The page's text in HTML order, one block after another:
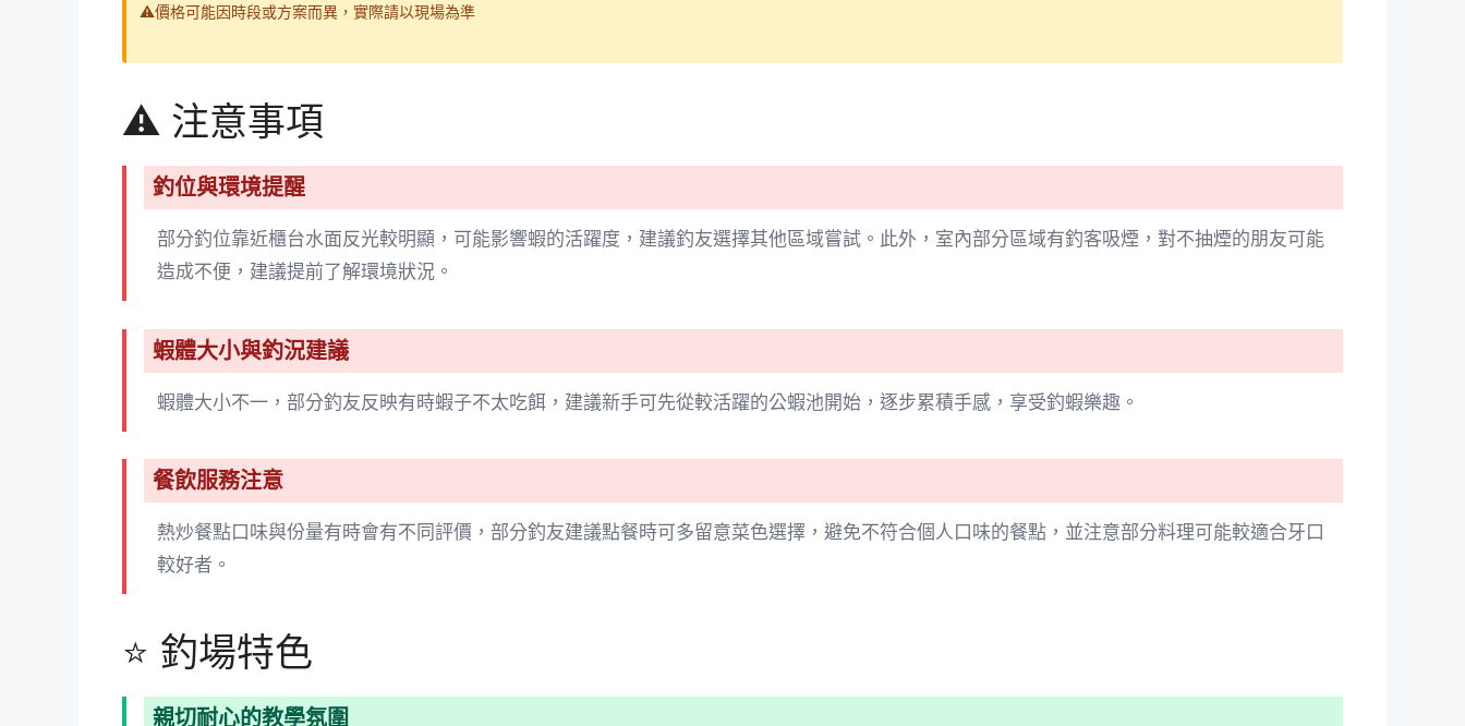
⚠️價格可能因時段或方案而異，實際請以現場為準
⚠️ 注意事項
釣位與環境提醒
部分釣位靠近櫃台水面反光較明顯，可能影響蝦的活躍度，建議釣友選擇其他區域嘗試。此外，室內部分區域有釣客吸煙，對不抽煙的朋友可能
造成不便，建議提前了解環境狀況。
蝦體大小與釣況建議
蝦體大小不一，部分釣友反映有時蝦子不太吃餌，建議新手可先從較活躍的公蝦池開始，逐步累積手感，享受釣蝦樂趣。
餐飲服務注意
熱炒餐點口味與份量有時會有不同評價，部分釣友建議點餐時可多留意菜色選擇，避免不符合個人口味的餐點，並注意部分料理可能較適合牙口
較好者。
⭐ 釣場特色
親切耐心的教學氛圍